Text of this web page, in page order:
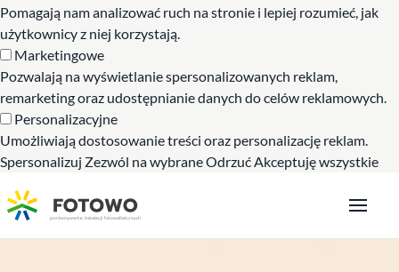
Pomagają nam analizować ruch na stronie i lepiej rozumieć, jak
użytkownicy z niej korzystają.
Marketingowe
Pozwalają na wyświetlanie spersonalizowanych reklam,
remarketing oraz udostępnianie danych do celów reklamowych.
Personalizacyjne
Umożliwiają dostosowanie treści oraz personalizację reklam.
Spersonalizuj Zezwól na wybraneOdrzućAkceptuję wszystkie